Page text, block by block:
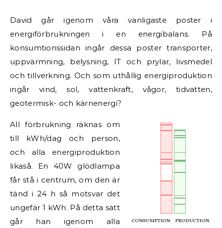
David går igenom våra vanligaste poster i
energiförbrukningen i en energibalans. På
konsumtionssidan ingår dessa poster transporter,
uppvärmning, belysning, IT och prylar, livsmedel
och tillverkning. Och som uthållig energiproduktion
ingår vind, sol, vattenkraft, vågor, tidvatten,
geotermisk- och kärnenergi?
All förbrukning räknas om
till kWh/dag och person,
och alla energiproduktion
likaså. En 40W glödlampa
får stå i centrum, om den är
tänd i 24 h så motsvar det
ungefär 1 kWh. På detta sätt
går han igenom alla